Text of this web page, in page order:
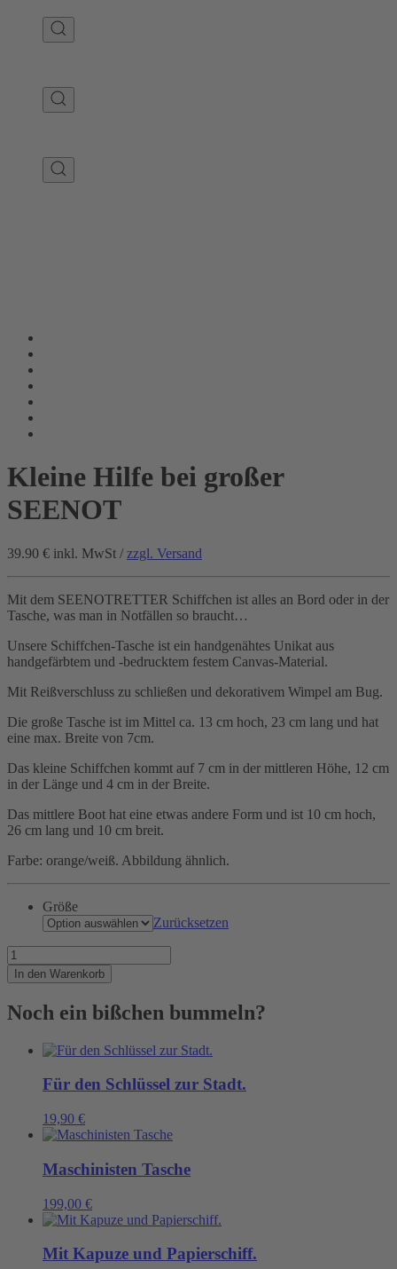
Kleine Hilfe bei großer
SEENOT
39.90 € inkl. MwSt / zzgl. Versand
Mit dem SEENOTRETTER Schiffchen ist alles an Bord oder in der
Tasche, was man in Notfällen so braucht…
Unsere Schiffchen-Tasche ist ein handgenähtes Unikat aus
handgefärbtem und -bedrucktem festem Canvas-Material.
Mit Reißverschluss zu schließen und dekorativem Wimpel am Bug.
Die große Tasche ist im Mittel ca. 13 cm hoch, 23 cm lang und hat
eine max. Breite von 7cm.
Das kleine Schiffchen kommt auf 7 cm in der mittleren Höhe, 12 cm
in der Länge und 4 cm in der Breite.
Das mittlere Boot hat eine etwas andere Form und ist 10 cm hoch,
26 cm lang und 10 cm breit.
Farbe: orange/weiß. Abbildung ähnlich.
Größe
Zurücksetzen
Kleine
Hilfe
bei
SEENOT
In den Warenkorb
Noch ein bißchen bummeln?
Für den Schlüssel zur Stadt.
19,90 €
Maschinisten Tasche
199,00 €
Mit Kapuze und Papierschiff.